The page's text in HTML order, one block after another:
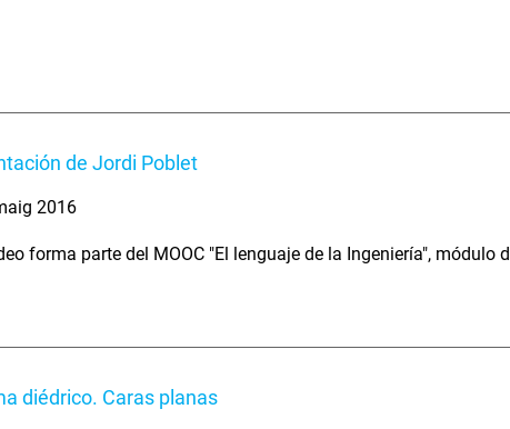
de Jordi Poblet
2016
forma parte del MOOC "El lenguaje de la Ingeniería",
diédrico. Caras planas